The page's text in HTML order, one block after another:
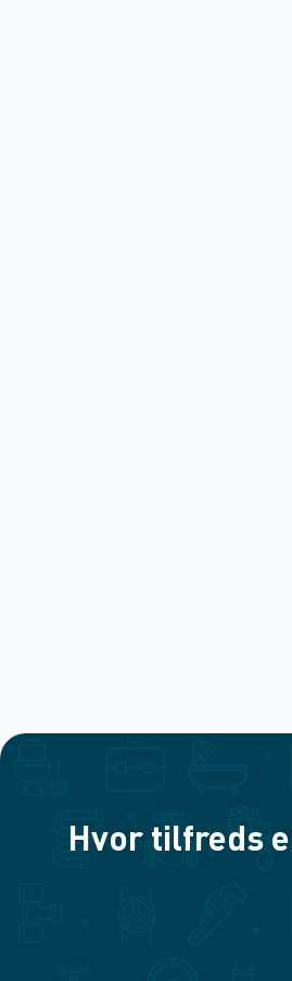
Hvor tilfreds